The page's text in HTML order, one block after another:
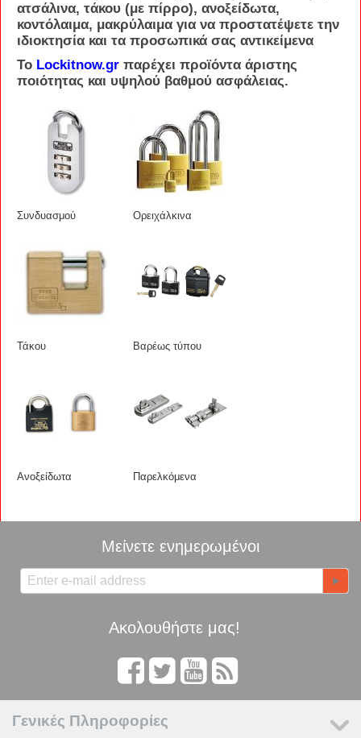
ατσάλινα, τάκου (με πίρρο), ανοξείδωτα,
κοντόλαιμα, μακρύλαιμα για να προστατέψετε την
ιδιοκτησία και τα προσωπικά σας αντικείμενα
Το Lockitnow.gr παρέχει προϊόντα άριστης
ποιότητας και υψηλού βαθμού ασφάλειας.
Συνδυασμού Ορειχάλκινα
Τάκου Βαρέως τύπου
Ανοξείδωτα Παρελκόμενα
Μείνετε ενημερωμένοι
Ακολουθήστε μας!
Γενικές Πληροφορίες